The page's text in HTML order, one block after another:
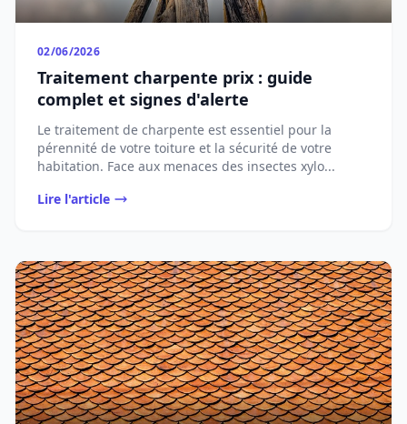
02/06/2026
Traitement charpente prix : guide
complet et signes d'alerte
Le traitement de charpente est essentiel pour la
pérennité de votre toiture et la sécurité de votre
habitation. Face aux menaces des insectes xylo...
Lire l'article